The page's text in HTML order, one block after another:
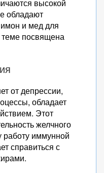
высокой
обладают
и мед для
теме посвящена
от депрессии,
обладает
Этот
желчного
работу иммунной
справиться с